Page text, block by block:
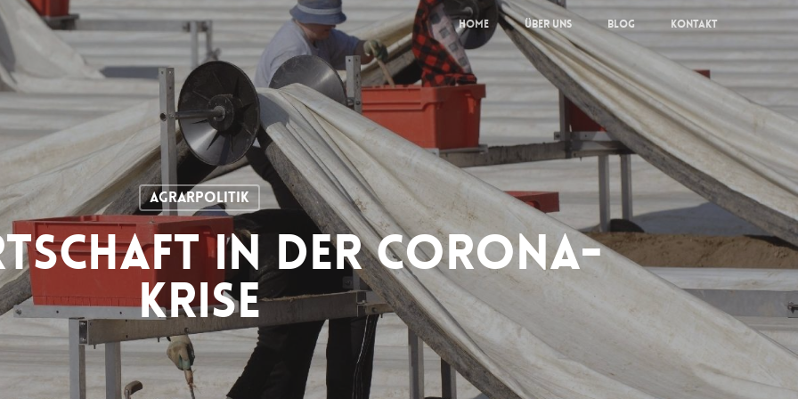
Home Über Uns Blog Kontakt
Agrarpolitik
In Der Corona-
Krise